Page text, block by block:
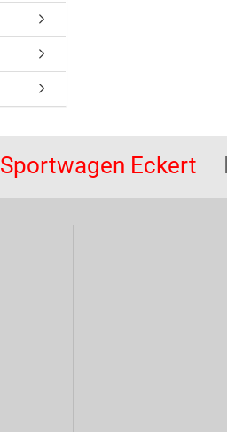
Sportwagen Eckert